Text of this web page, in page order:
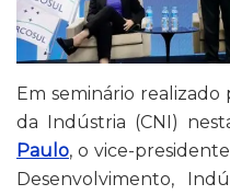
Em seminário realizado
da Indústria (CNI)
Paulo, o vice-
Desenvolvimento,